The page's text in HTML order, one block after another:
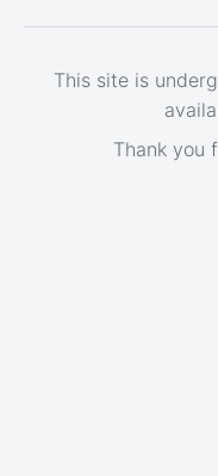
This site is
Thank you